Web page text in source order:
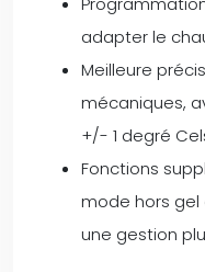
adapter le
Meilleure
mécaniques,
+/- 1 degré
Fonctions
mode hors
une gestion